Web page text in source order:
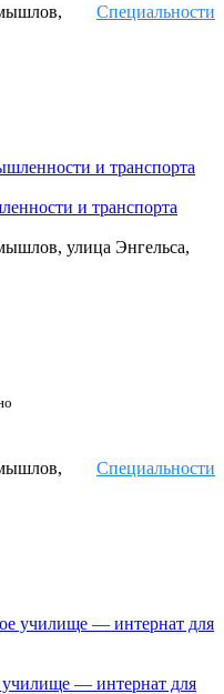
Специальности
и транспорта
улица Энгельса,
Специальности
— интернат для